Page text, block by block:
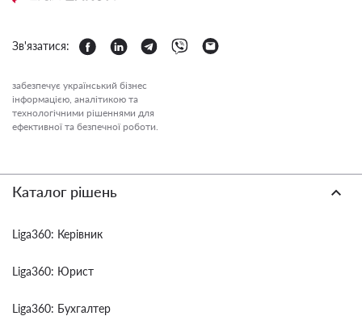
Зв'язатися:
забезпечує український бізнес
інформацією, аналітикою та
технологічними рішеннями для
ефективної та безпечної роботи.
Каталог рішень
Liga360: Керівник
Liga360: Юрист
Liga360: Бухгалтер